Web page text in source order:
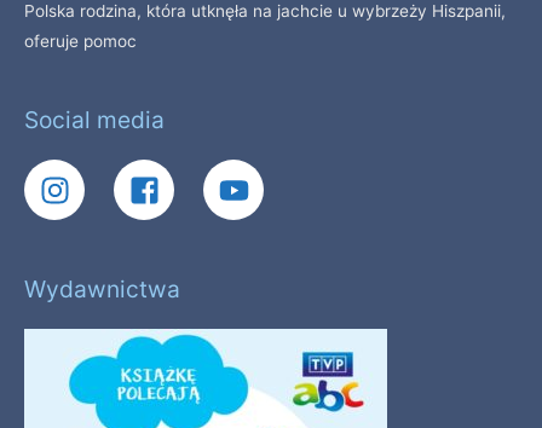
Polska rodzina, która utknęła na jachcie u wybrzeży Hiszpanii,
oferuje pomoc
Social media
Wydawnictwa